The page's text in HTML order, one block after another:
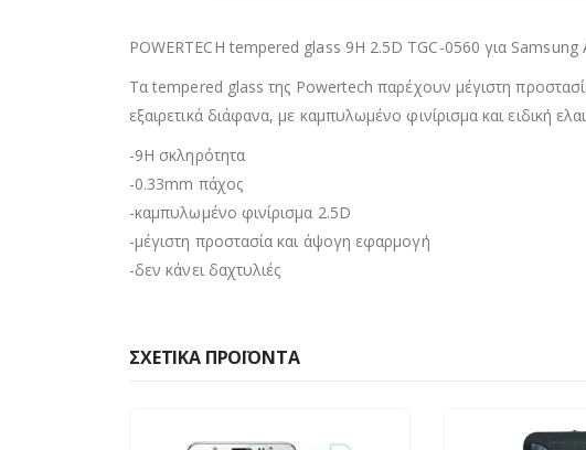
POWERTECH tempered glass 9H 2.5D TGC-0560 για Samsung
Τα tempered glass της Powertech παρέχουν μέγιστη
εξαιρετικά διάφανα, με καμπυλωμένο φινίρισμα και ειδική
-9H σκληρότητα
-0.33mm πάχος
-καμπυλωμένο φινίρισμα 2.5D
-μέγιστη προστασία και άψογη εφαρμογή
-δεν κάνει δαχτυλιές
ΣΧΕΤΙΚΆ ΠΡΟΪΌΝΤΑ